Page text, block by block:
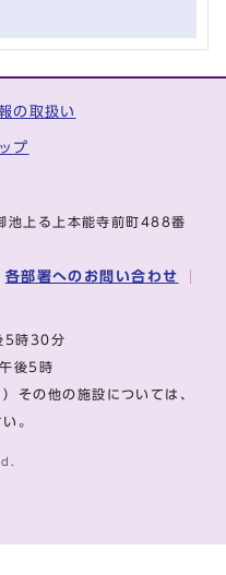
の取扱い
プ
上る上本能寺前町488番
各部署へのお問い合わせ
5時30分
午後5時
その他の施設については、
。